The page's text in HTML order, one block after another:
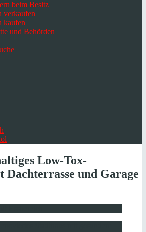
beim Besitz
verkaufen
kaufen
und Behörden
Low-Tox-
Dachterrasse und Garage